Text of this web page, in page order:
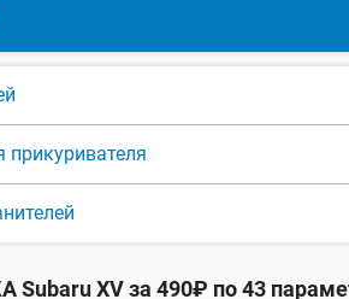
прикуривателя
XV за 490₽ по 43